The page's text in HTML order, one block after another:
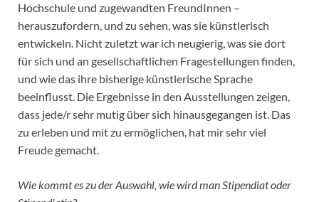
Hochschule und zugewandten FreundInnen –
herauszufordern, und zu sehen, was sie künstlerisch
entwickeln. Nicht zuletzt war ich neugierig, was sie dort
für sich und an gesellschaftlichen Fragestellungen finden,
und wie das ihre bisherige künstlerische Sprache
beeinflusst. Die Ergebnisse in den Ausstellungen zeigen,
dass jede/r sehr mutig über sich hinausgegangen ist. Das
zu erleben und mit zu ermöglichen, hat mir sehr viel
Freude gemacht.
Wie kommt es zu der Auswahl, wie wird man Stipendiat oder